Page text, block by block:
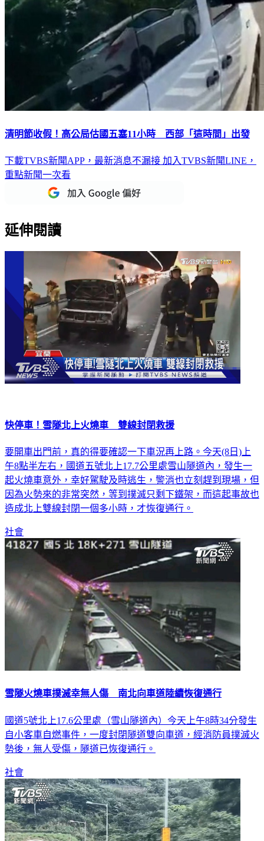
清明節收假！高公局估國五塞11小時 西部「這時間」出發
下載TVBS新聞APP，最新消息不漏接 加入TVBS新聞LINE，
重點新聞一次看
延伸閱讀
快停車！雪隧北上火燒車 雙線封閉救援
要開車出門前，真的得要確認一下車況再上路。今天(8日)上
午8點半左右，國道五號北上17.7公里處雪山隧道內，發生一
起火燒車意外，幸好駕駛及時逃生，警消也立刻趕到現場，但
因為火勢來的非常突然，等到撲滅只剩下鐵架，而這起事故也
造成北上雙線封閉一個多小時，才恢復通行。
社會
雪隧火燒車撲滅幸無人傷 南北向車道陸續恢復通行
國道5號北上17.6公里處（雪山隧道內）今天上午8時34分發生
自小客車自燃事件，一度封閉隧道雙向車道，經消防員撲滅火
勢後，無人受傷，隧道已恢復通行。
社會